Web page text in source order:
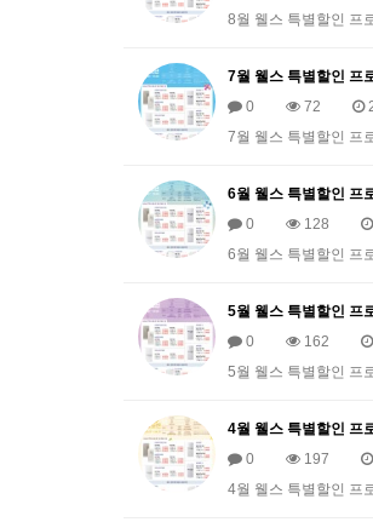
8월 웰스 특별할인 프
7월 웰스 특별할인 프
0
72
7월 웰스 특별할인 프
6월 웰스 특별할인 프
0
128
6월 웰스 특별할인 프
5월 웰스 특별할인 프
0
162
5월 웰스 특별할인 프
4월 웰스 특별할인 프
0
197
4월 웰스 특별할인 프